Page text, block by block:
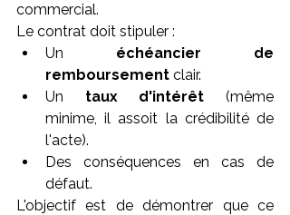
commercial.
Le contrat doit stipuler :
Un échéancier de
remboursement clair.
Un taux d'intérêt (même
minime, il assoit la crédibilité de
l'acte).
Des conséquences en cas de
défaut.
L'objectif est de démontrer que ce